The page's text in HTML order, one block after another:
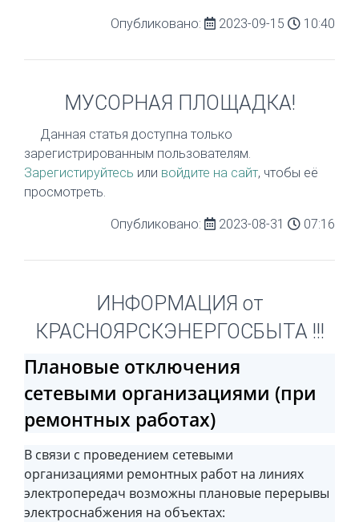
Опубликовано: 2023-09-15 10:40
МУСОРНАЯ ПЛОЩАДКА!
Данная статья доступна только
зарегистрированным пользователям.
Зарегистируйтесь или войдите на сайт, чтобы её
просмотреть.
Опубликовано: 2023-08-31 07:16
ИНФОРМАЦИЯ от
КРАСНОЯРСКЭНЕРГОСБЫТА !!!
Плановые отключения
сетевыми организациями (при
ремонтных работах)
В связи с проведением сетевыми
организациями ремонтных работ на линиях
электропередач возможны плановые перерывы
электроснабжения на объектах: